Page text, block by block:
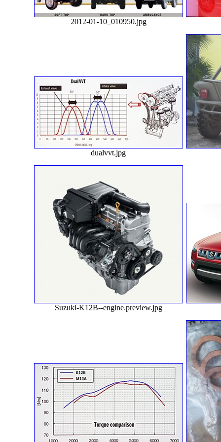
2012-01-10_010950.jpg
dualvvt.jpg
Suzuki-K12B--engine.preview.jpg